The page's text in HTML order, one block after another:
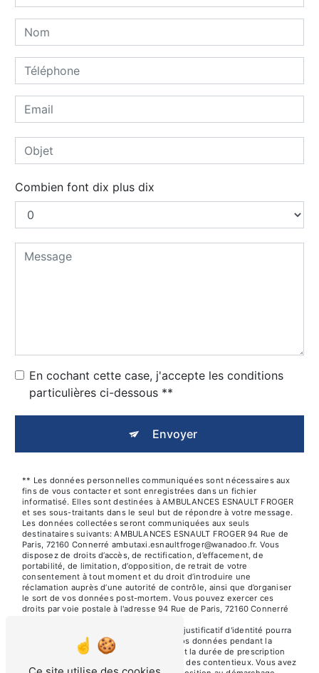
Combien font dix plus dix
En cochant cette case, j'accepte les conditions
particulières ci-dessous **
Envoyer
** Les données personnelles communiquées sont nécessaires aux
fins de vous contacter et sont enregistrées dans un fichier
informatisé. Elles sont destinées à AMBULANCES ESNAULT FROGER
et ses sous-traitants dans le seul but de répondre à votre message.
Les données collectées seront communiquées aux seuls
destinataires suivants: AMBULANCES ESNAULT FROGER 94 Rue de
Paris, 72160 Connerré ambutaxi.esnaultfroger@wanadoo.fr. Vous
disposez de droits d’accès, de rectification, d’effacement, de
portabilité, de limitation, d’opposition, de retrait de votre
consentement à tout moment et du droit d’introduire une
réclamation auprès d’une autorité de contrôle, ainsi que d’organiser
le sort de vos données post-mortem. Vous pouvez exercer ces
droits par voie postale à l'adresse 94 Rue de Paris, 72160 Connerré
ambutaxi.esnaultfroger@wanadoo.fr. Un justificatif d'identité pourra
vous être demandé. Nous conservons vos données pendant la
période de prise de contact puis pendant la durée de prescription
légale aux fins probatoires et de gestion des contentieux. Vous avez